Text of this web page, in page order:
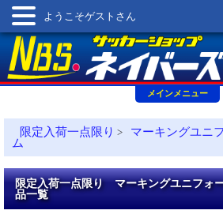
メインメニュー
ようこそゲストさん
限定入荷一点限り > マーキングユニ
ム
限定入荷一点限り マーキングユニフォ
品一覧